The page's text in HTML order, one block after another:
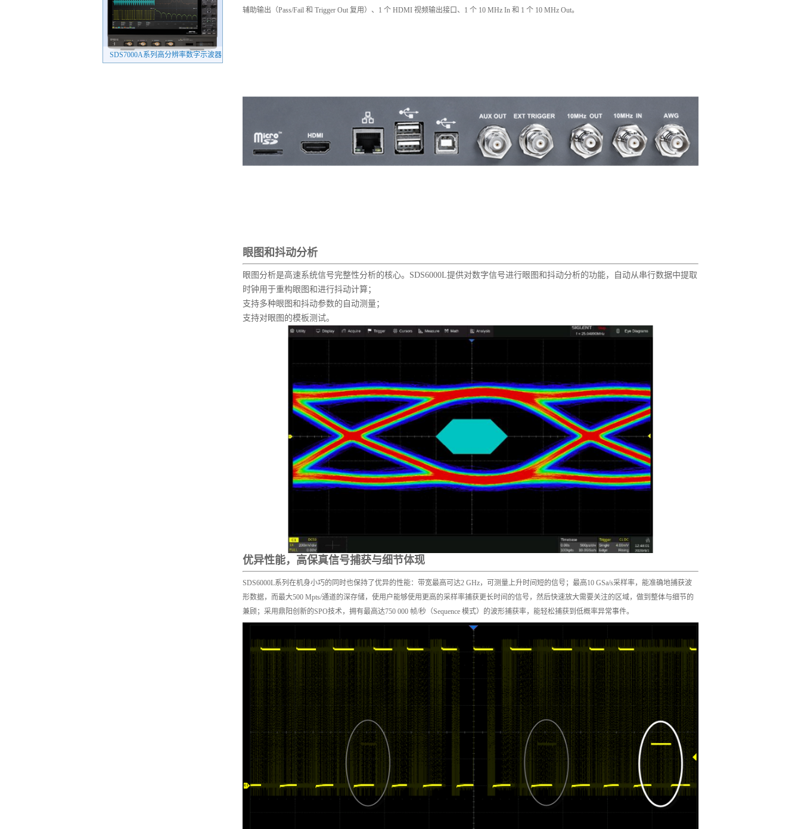
SDS7000A系列高分辨率数字示波器
辅助输出（Pass/Fail 和 Trigger Out 复用）、1 个 HDMI 视频输出接口、1 个 10 MHz In 和 1 个 10 MHz Out。
眼图和抖动分析
眼图分析是高速系统信号完整性分析的核心。SDS6000L提供对数字信号进行眼图和抖动分析的功能，自动从串行数据中提取
时钟用于重构眼图和进行抖动计算；
支持多种眼图和抖动参数的自动测量；
支持对眼图的模板测试。
优异性能，高保真信号捕获与细节体现
SDS6000L系列在机身小巧的同时也保持了优异的性能：带宽最高可达2 GHz，可测量上升时间短的信号；最高10 GSa/s采样率，能准确地捕获波
形数据，而最大500 Mpts/通道的深存储，使用户能够使用更高的采样率捕获更长时间的信号，然后快速放大需要关注的区域，做到整体与细节的
兼顾；采用鼎阳创新的SPO技术，拥有最高达750 000 帧/秒（Sequence 模式）的波形捕获率，能轻松捕获到低概率异常事件。